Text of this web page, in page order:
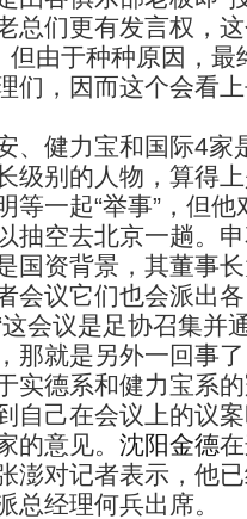
总们更有发言权，
但由于种种原因，
们，因而这个会看
健力宝和国际4家
级别的人物，算得
等一起“举事”，但
抽空去北京一趟。
国资背景，其董事
会议它们也会派出
会议是足协召集并
那就是另外一回事了
德系和健力宝系的
自己在会议上的议
的意见。 沈阳金德
澎对记者表示，他
总经理何兵出席。